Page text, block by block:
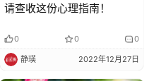
请查收这份心理指南！
0 0 0
静瑛 2022年12月27日